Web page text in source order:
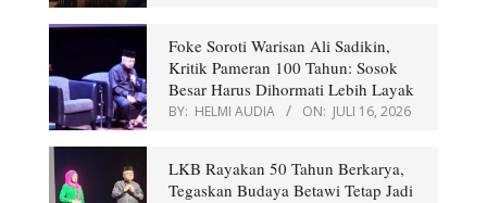
Foke Soroti Warisan Ali Sadikin,
Kritik Pameran 100 Tahun: Sosok
Besar Harus Dihormati Lebih Layak
BY: HELMI AUDIA ON: JULI 16, 2026
LKB Rayakan 50 Tahun Berkarya,
Tegaskan Budaya Betawi Tetap Jadi